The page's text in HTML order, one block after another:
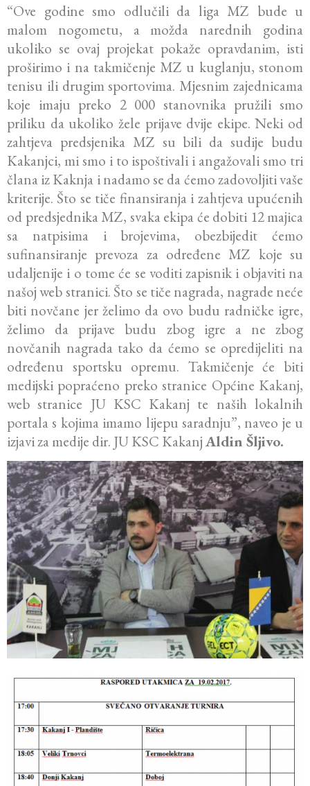
“Ove godine smo odlučili da liga MZ bude u
malom nogometu, a možda narednih godina
ukoliko se ovaj projekat pokaže opravdanim, isti
proširimo i na takmičenje MZ u kuglanju, stonom
tenisu ili drugim sportovima. Mjesnim zajednicama
koje imaju preko 2 000 stanovnika pružili smo
priliku da ukoliko žele prijave dvije ekipe. Neki od
zahtjeva predsjenika MZ su bili da sudije budu
Kakanjci, mi smo i to ispoštivali i angažovali smo tri
člana iz Kaknja i nadamo se da ćemo zadovoljiti vaše
kriterije. Što se tiče finansiranja i zahtjeva upućenih
od predsjednika MZ, svaka ekipa će dobiti 12 majica
sa natpisima i brojevima, obezbijedit ćemo
sufinansiranje prevoza za određene MZ koje su
udaljenije i o tome će se voditi zapisnik i objaviti na
našoj web stranici. Što se tiče nagrada, nagrade neće
biti novčane jer želimo da ovo budu radničke igre,
želimo da prijave budu zbog igre a ne zbog
novčanih nagrada tako da ćemo se opredijeliti na
određenu sportsku opremu. Takmičenje će biti
medijski popraćeno preko stranice Općine Kakanj,
web stranice JU KSC Kakanj te naših lokalnih
portala s kojima imamo lijepu saradnju”, naveo je u
izjavi za medije dir. JU KSC KakanjAldin Šljivo.